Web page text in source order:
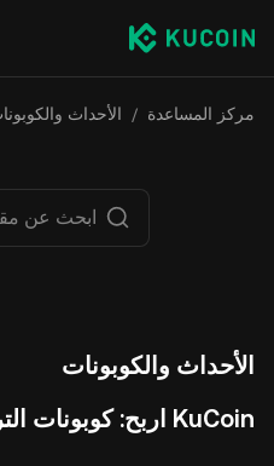
مركز المساعدة / الأحداث
الأحداث والكوبونات
KuCoin اربح: كوبونات الترقية